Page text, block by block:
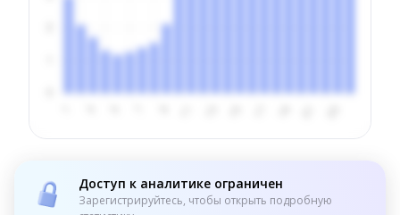
Доступ к аналитике ограничен
Зарегистрируйтесь, чтобы открыть подробную